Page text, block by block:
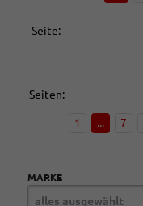
Seite:
Seiten:
1 ... 7
MARKE
alles ausgewählt